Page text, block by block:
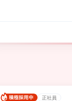
正社員